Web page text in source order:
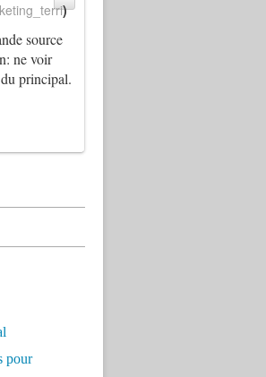
source
ne voir
principal.
)
pour